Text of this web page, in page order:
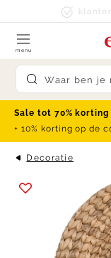
Skip to content
Submit
menu
Sale tot 70% korting
+ 10% korting op de
Decoratie